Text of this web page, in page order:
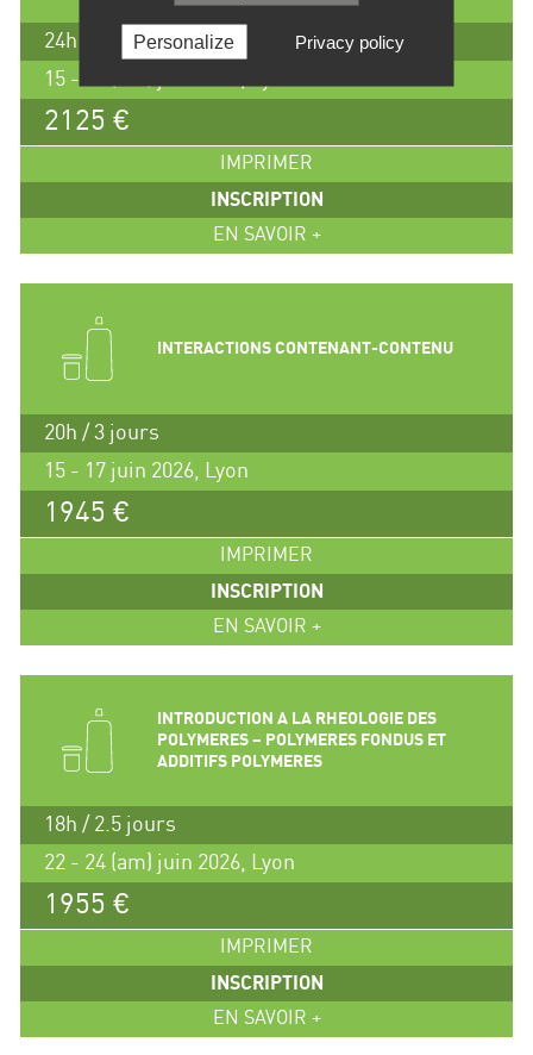
24h / 3.5 jours
15 - 18 (am) juin 2026, Lyon
2125 €
IMPRIMER
INSCRIPTION
EN SAVOIR +
INTERACTIONS CONTENANT-CONTENU
20h / 3 jours
15 - 17 juin 2026, Lyon
1945 €
IMPRIMER
INSCRIPTION
EN SAVOIR +
INTRODUCTION A LA RHEOLOGIE DES
POLYMERES – POLYMERES FONDUS ET
ADDITIFS POLYMERES
18h / 2.5 jours
22 - 24 (am) juin 2026, Lyon
1955 €
IMPRIMER
INSCRIPTION
EN SAVOIR +
Personalize Privacy policy